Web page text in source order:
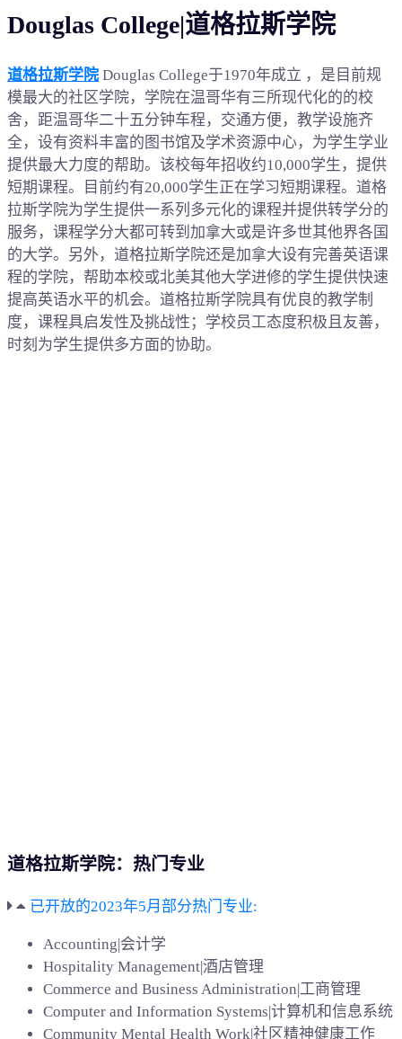
Douglas College|道格拉斯学院
道格拉斯学院 Douglas College于1970年成立 ，是目前规
模最大的社区学院，学院在温哥华有三所现代化的的校
舍，距温哥华二十五分钟车程，交通方便，教学设施齐
全，设有资料丰富的图书馆及学术资源中心，为学生学业
提供最大力度的帮助。该校每年招收约10,000学生，提供
短期课程。目前约有20,000学生正在学习短期课程。道格
拉斯学院为学生提供一系列多元化的课程并提供转学分的
服务，课程学分大都可转到加拿大或是许多世其他界各国
的大学。另外，道格拉斯学院还是加拿大设有完善英语课
程的学院，帮助本校或北美其他大学进修的学生提供快速
提高英语水平的机会。道格拉斯学院具有优良的教学制
度，课程具启发性及挑战性；学校员工态度积极且友善，
时刻为学生提供多方面的协助。
道格拉斯学院：热门专业
已开放的2023年5月部分热门专业:
Accounting|会计学
Hospitality Management|酒店管理
Commerce and Business Administration|工商管理
Computer and Information Systems|计算机和信息系统
Community Mental Health Work|社区精神健康工作